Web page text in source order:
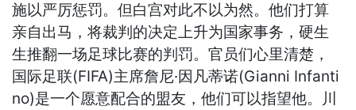
施以严厉惩罚。但白宫对此不以为然。他们打算
亲自出马，将裁判的决定上升为国家事务，硬生
生推翻一场足球比赛的判罚。官员们心里清楚，
国际足联(FIFA)主席詹尼·因凡蒂诺(Gianni Infanti
no)是一个愿意配合的盟友，他们可以指望他。川